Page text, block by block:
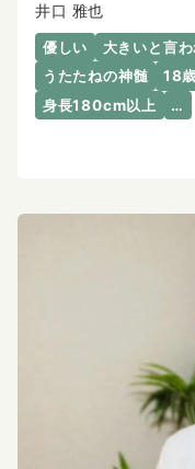
井口 雅也
優しい 大きいと言
うたたねの神髄
18
身長180cm以上
…